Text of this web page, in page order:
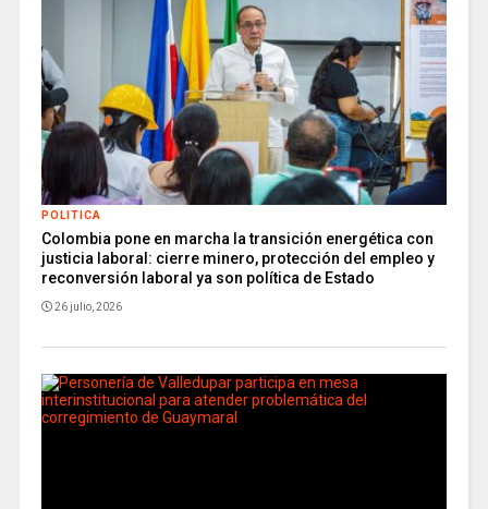
POLITICA
Colombia pone en marcha la transición energética con
justicia laboral: cierre minero, protección del empleo y
reconversión laboral ya son política de Estado
26 julio, 2026